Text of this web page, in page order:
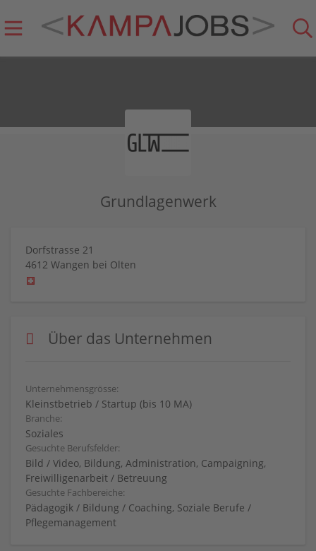
Grundlagenwerk
Dorfstrasse 21
4612 Wangen bei Olten
Über das Unternehmen
Unternehmensgrösse:
Kleinstbetrieb / Startup (bis 10 MA)
Branche:
Soziales
Gesuchte Berufsfelder:
Bild / Video, Bildung, Administration, Campaigning,
Freiwilligenarbeit / Betreuung
Gesuchte Fachbereiche:
Pädagogik / Bildung / Coaching, Soziale Berufe /
Pflegemanagement